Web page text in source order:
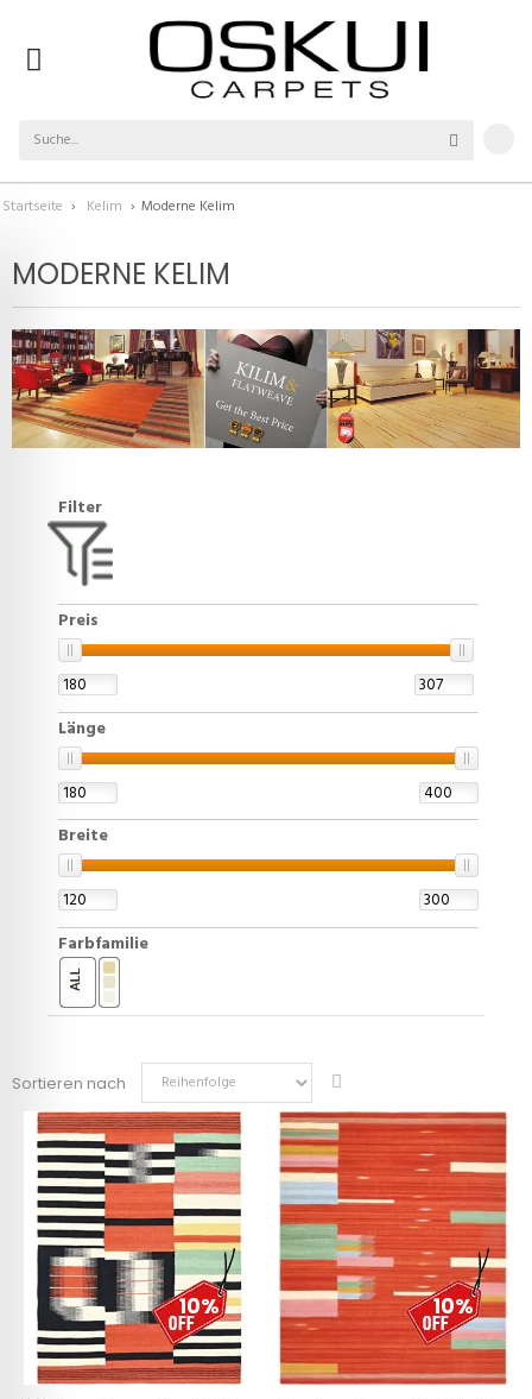
Startseite › Kelim › Moderne Kelim
MODERNE KELIM
Filter
Preis
Länge
Breite
Farbfamilie
Sortieren nach
10% 10%